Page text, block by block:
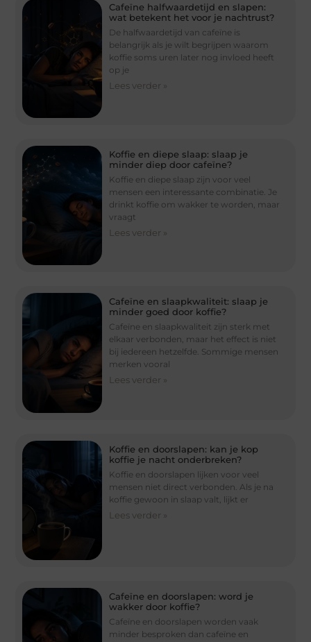
Cafeïne halfwaardetijd en slapen:
wat betekent het voor je nachtrust?
De halfwaardetijd van cafeïne is
belangrijk als je wilt begrijpen waarom
koffie soms uren later nog invloed heeft
op je
Lees verder »
Koffie en diepe slaap: slaap je
minder diep door cafeïne?
Koffie en diepe slaap zijn voor veel
mensen een interessante combinatie. Je
drinkt koffie om wakker te worden, maar
vraagt
Lees verder »
Cafeïne en slaapkwaliteit: slaap je
minder goed door koffie?
Cafeïne en slaapkwaliteit zijn sterk met
elkaar verbonden, maar het effect is niet
bij iedereen hetzelfde. Sommige mensen
merken vooral
Lees verder »
Koffie en doorslapen: kan je kop
koffie je nacht onderbreken?
Koffie en doorslapen lijken voor veel
mensen niet direct verbonden. Als je na
koffie gewoon in slaap valt, lijkt er
Lees verder »
Cafeïne en doorslapen: word je
wakker door koffie?
Cafeïne en doorslapen worden vaak
minder besproken dan cafeïne en